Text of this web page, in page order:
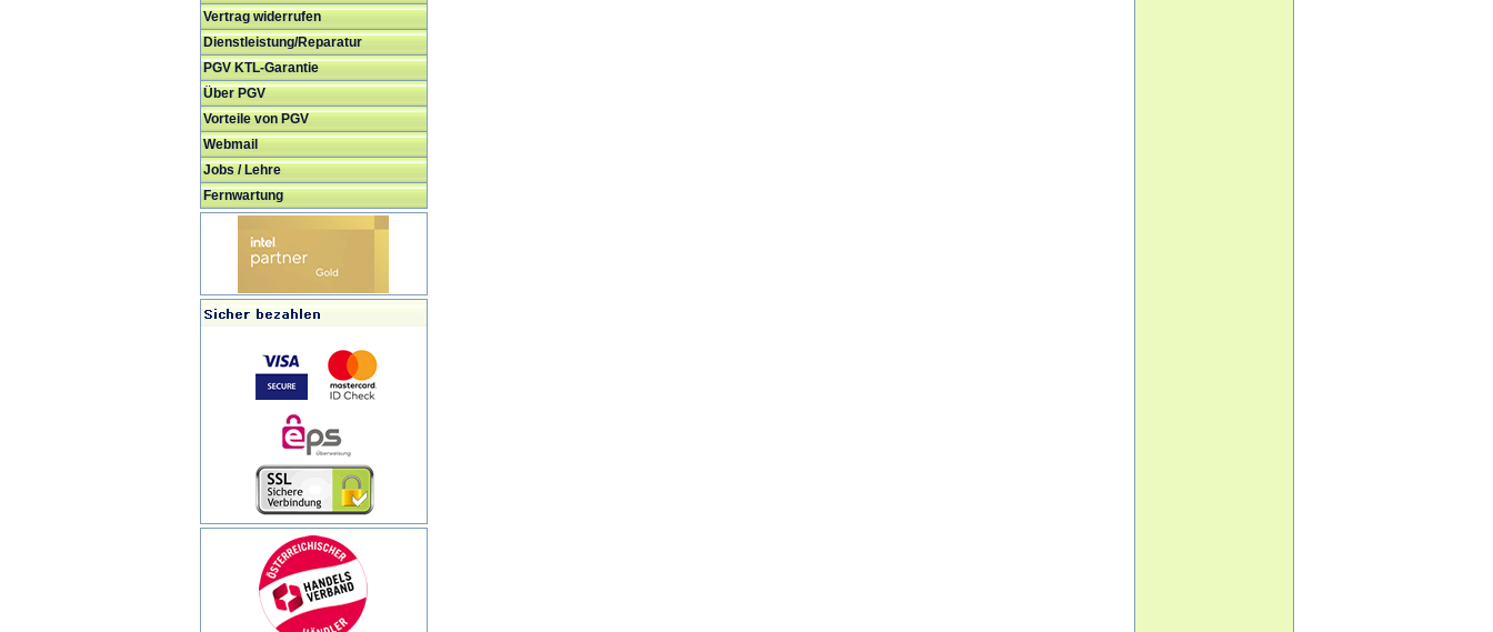
Vertrag widerrufen
Dienstleistung/Reparatur
PGV KTL-Garantie
Über PGV
Vorteile von PGV
Webmail
Jobs / Lehre
Fernwartung